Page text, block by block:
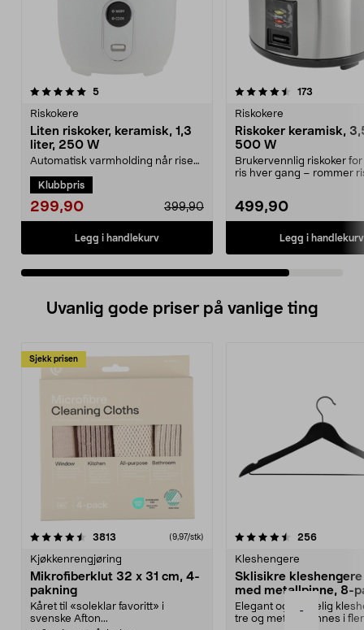
-
5anmeldelser
Riskokere
Liten riskoker, keramisk, 1,3
liter, 250 W
Automatisk varmholding når risen
Liten ris...
Klubbpris
299,90 399,90
Legg i handlekurv
4.5 av 5 stjerner 173
Riskokere
Riskoker keramisk,
500 W
Brukervennlig riskoker
ris hver gang – rommer
499,90
Legg i handlekurv
Uvanlig gode priser på vanlige ting
Sjekk prisen
3813 anmeldelser(9,97/stk)
Kjøkkenrengjøring
Mikrofiberklut 32 x 31 cm, 4-
pakning
Kåret til «soleklar favoritt» i
svenske Afton...
4.5av 5 stjerner 256
Kleshengere
Sklisikre
med metallpinne, 8-
Elegant og skikkelig
tre og metall – finnes i
4.5av 5 stjerner